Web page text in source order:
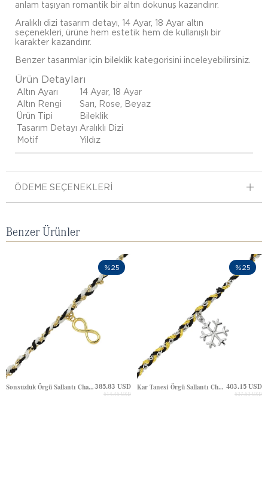
anlam taşıyan romantik bir altın dokunuş kazandırır.
Aralıklı dizi tasarım detayı, 14 Ayar, 18 Ayar altın
seçenekleri, ürüne hem estetik hem de kullanışlı bir
karakter kazandırır.
Benzer tasarımlar için bileklik kategorisini inceleyebilirsiniz.
Ürün Detayları
Altın Ayarı
14 Ayar, 18 Ayar
Altın Rengi
Sarı, Rose, Beyaz
Ürün Tipi
Bileklik
Tasarım Detayı Aralıklı Dizi
Motif
Yıldız
ÖDEME SEÇENEKLERI
Benzer Ürünler
Sonsuzluk Örgü Sallantı Charm Altın Bileklik385.83 USD
514.45 USD
%25
Kar Tanesi Örgü Sallantı Charm Altın Bileklik 403.15 USD
537.53 USD
%25